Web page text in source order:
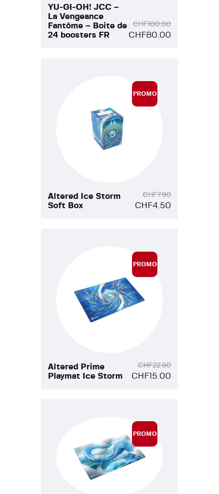
YU-GI-OH! JCC –
La Vengeance
Fantôme – Boite de
24 boosters FR
CHF100.00
CHF80.00
PROMO
Altered Ice Storm
Soft Box
CHF7.90
CHF4.50
PROMO
Altered Prime
Playmat Ice Storm
CHF22.90
CHF15.00
PROMO
!